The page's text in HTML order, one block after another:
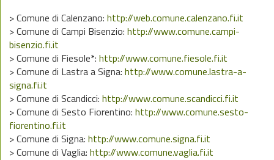
> Comune di Calenzano: http://web.comune.calenzano.fi.it
> Comune di Campi Bisenzio: http://www.comune.campi-
bisenzio.fi.it
> Comune di Fiesole*: http://www.comune.fiesole.fi.it
> Comune di Lastra a Signa: http://www.comune.lastra-a-
signa.fi.it
> Comune di Scandicci: http://www.comune.scandicci.fi.it
> Comune di Sesto Fiorentino: http://www.comune.sesto-
fiorentino.fi.it
> Comune di Signa: http://www.comune.signa.fi.it
> Comune di Vaglia: http://www.comune.vaglia.fi.it